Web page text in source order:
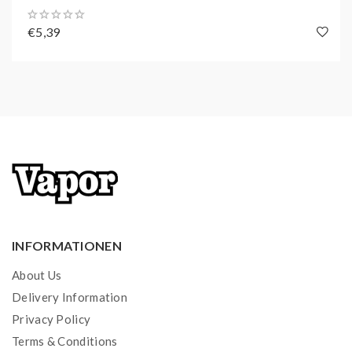
2x vorbefüllte Pods mit der ausgewählten
Geschmacksrichtung
dürfen.
Originale Elf Bar könnt ihr anhand des Codes auf
€5,39
INFORMATIONEN
About Us
Delivery Information
Privacy Policy
Terms & Conditions